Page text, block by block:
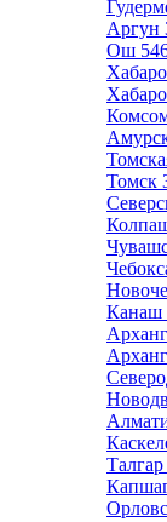
Аргун
Ош
Томск
Канаш
Талгар